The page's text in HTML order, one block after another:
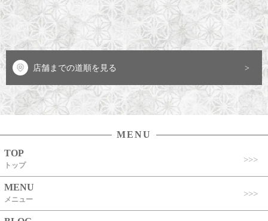
店舗までの道順を見る
MENU
TOP
トップ
MENU
メニュー